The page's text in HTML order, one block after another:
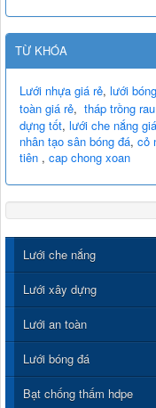
TỪ KHÓA
Lưới nhựa giá rẻ, lưới
toàn giá rẻ, tháp trồng
dựng tốt, lưới che nắng
nhân tạo sân bóng đá, cỏ
tiên , cap chong xoan
Lưới che nắng
Lưới xây dựng
Lưới an toàn
Lưới bóng đá
Bạt chống thấm hdpe